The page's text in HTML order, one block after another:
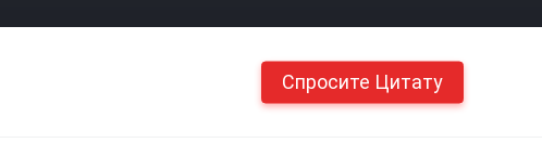
Спросите Цитату